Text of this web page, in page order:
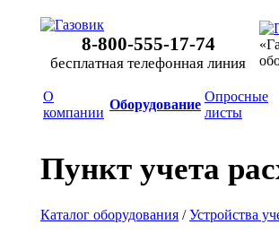
8-800-555-17-74
бесплатная телефонная линия
О
компании
Оборудование
Опросные
листы
Пункт учета
Каталог оборудования /Устройства